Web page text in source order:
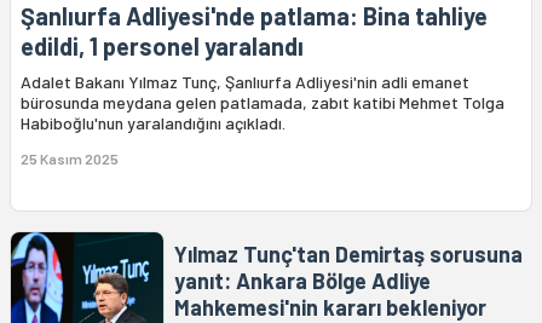
Şanlıurfa Adliyesi'nde patlama: Bina tahliye
edildi, 1 personel yaralandı
Adalet Bakanı Yılmaz Tunç, Şanlıurfa Adliyesi'nin adli emanet
bürosunda meydana gelen patlamada, zabıt katibi Mehmet Tolga
Habiboğlu'nun yaralandığını açıkladı.
25 Kasım 2025
Yılmaz Tunç'tan Demirtaş sorusuna
yanıt: Ankara Bölge Adliye
Mahkemesi'nin kararı bekleniyor